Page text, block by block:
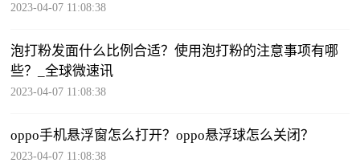
2023-04-07 11:08:38
泡打粉发面什么比例合适？使用泡打粉的注意事项有哪
些？_全球微速讯
2023-04-07 11:08:38
oppo手机悬浮窗怎么打开？oppo悬浮球怎么关闭？
2023-04-07 11:08:38